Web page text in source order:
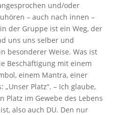
und/oder
– auch nach innen –
der Gruppe ist ein Weg, der
uns uns selber und
besonderer Weise. Was ist
Beschäftigung mit einem
einem Mantra, einer
„Unser Platz“. – Ich glaube,
Platz im Gewebe des Lebens
also auch DU. Den nur